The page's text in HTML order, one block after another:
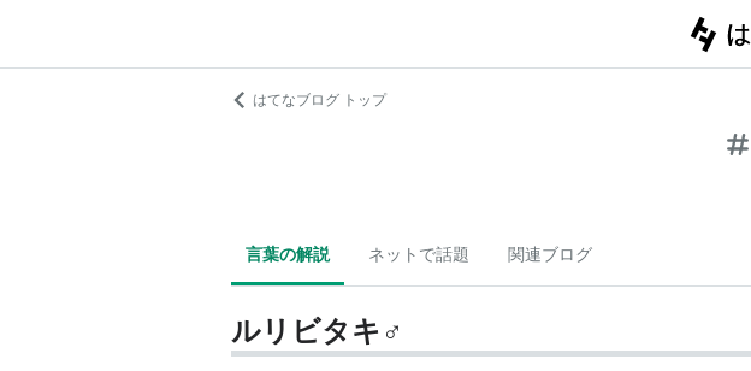
はてなブログ トップ
言葉の解説 ネットで話題 関連ブログ
ルリビタキ♂